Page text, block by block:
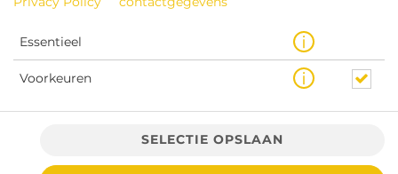
Privacy Policy contactgegevens
Essentieel
Voorkeuren
SELECTIE OPSLAAN